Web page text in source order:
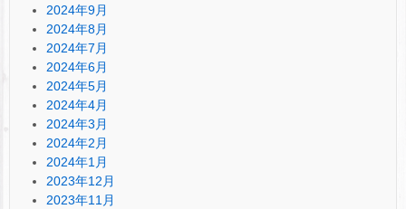
2024年9月
2024年8月
2024年7月
2024年6月
2024年5月
2024年4月
2024年3月
2024年2月
2024年1月
2023年12月
2023年11月